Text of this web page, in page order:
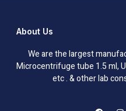
About Us
We are the largest
Microcentrifuge tube 1.5 ml,
etc . & other lab